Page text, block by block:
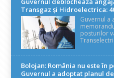
Transgaz și Hidroelectrica:
Guvernul a
posturilor
Bolojan: România nu este în
Guvernul a adoptat planul